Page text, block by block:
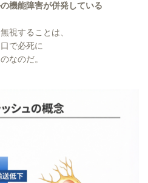
機能障害が併発している
視することは、
で必死に
なのだ。